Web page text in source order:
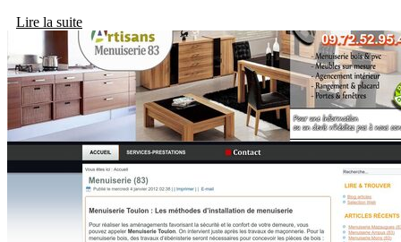
Lire la suite